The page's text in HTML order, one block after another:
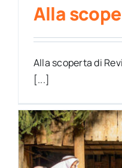
Alla
Alla scoperta di
[...]